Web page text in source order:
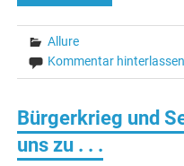
Allure
Kommentar hinterlassen
Bürgerkrieg und
uns zu . . .